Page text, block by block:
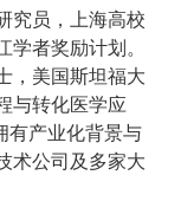
究员，上海高校
者奖励计划。
，美国斯坦福大
与转化医学应
有产业化背景与
术公司及多家大